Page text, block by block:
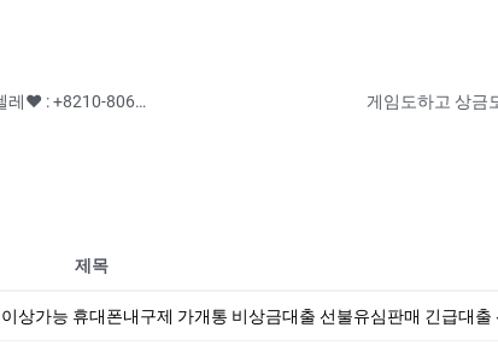
♨️학위증위조♨️◈【▶텔레♥:+8210-7941-8872 】【▶텔레♥ : +8210-8069-3799 】◈♨️ #민증위조 #민증제작 #통장위조 #통장제작 #학위증위조 #학위증제작 ♨️ ♨️ 수정업체-제작업체-위조업체-대리 게임도하고 상금
제목
구제 가개통 비상금대출 선불유심판매 긴급대출 선불유심매입 카드깡 앱테크 선불유심